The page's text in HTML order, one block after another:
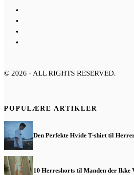
© 2026 - ALL RIGHTS RESERVED.
POPULÆRE ARTIKLER
Den Perfekte Hvide T-shirt til
10 Herreshorts til Manden der Ikke